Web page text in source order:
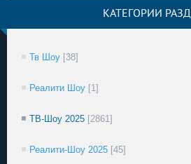
КАТЕГОРИИ
Тв Шоу [38]
Реалити Шоу [1]
ТВ-Шоу 2025 [2861]
Реалити-Шоу 2025 [45]